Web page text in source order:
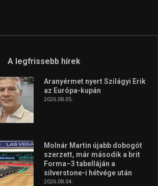
A legfrissebb hírek
Aranyérmet nyert Szilágyi Erik
az Európa-kupán
2026.08.05.
Molnár Martin újabb dobogót
szerzett, már második a brit
Forma–3 tabelláján a
silverstone-i hétvége után
2026.08.04.